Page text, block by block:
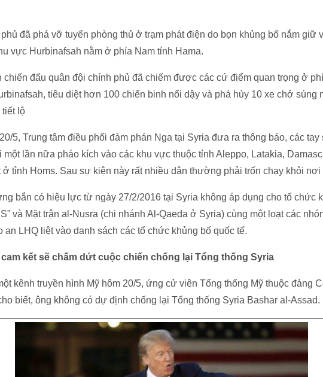
đã phá vỡ tuyến phòng thủ ở trạm phát điện do bọn khủng bố nắm giữ
vực Hurbinafsah nằm ở phía Nam tỉnh Hama.
chiến đấu quân đội chính phủ đã chiếm được các cứ điểm quan trọng ở
tiêu diệt hơn 100 chiến binh nổi dậy và phá hủy 10 xe chở súng
tiết lộ
5, Trung tâm điều phối đàm phán Nga tại Syria đưa ra thông báo, các tay
một lần nữa pháo kích vào các khu vực thuộc tỉnh Aleppo, Latakia,
ở tỉnh Homs. Sau sự kiện này rất nhiều dân thường phải trốn chạy khỏi nơi
bắn có hiệu lực từ ngày 27/2/2016 tại Syria không áp dụng cho tổ chức
và Mặt trận al-Nusra (chi nhánh Al-Qaeda ở Syria) cùng một loạt các
an LHQ liệt vào danh sách các tổ chức khủng bố quốc tế.
cam kết sẽ chấm dứt cuộc chiến chống lại Tổng thống Syria
kênh truyền hình Mỹ hôm 20/5, ứng cử viên Tổng thống Mỹ thuộc đảng
biết, ông không có dự định chống lại Tổng thống Syria Bashar al-Assad.